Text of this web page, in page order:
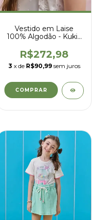
Vestido em Laise
100% Algodão - Kukiê
R$272,98
3 x de R$90,99 sem juros
COMPRAR